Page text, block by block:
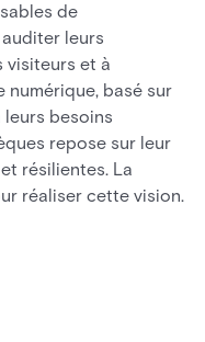
de
leurs
visiteurs et à
numérique, basé sur
besoins
repose sur leur
résilientes. La
réaliser cette vision.